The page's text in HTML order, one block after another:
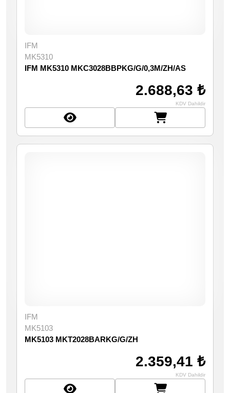
IFM
MK5310
IFM MK5310 MKC3028BBPKG/G/0,3M/ZH/AS
2.688,63 ₺
KDV Dahildir
IFM
MK5103
MK5103 MKT2028BARKG/G/ZH
2.359,41 ₺
KDV Dahildir